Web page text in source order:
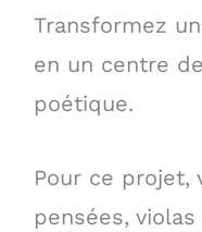
Transformez
en un centre
poétique.
Pour ce projet,
pensées,